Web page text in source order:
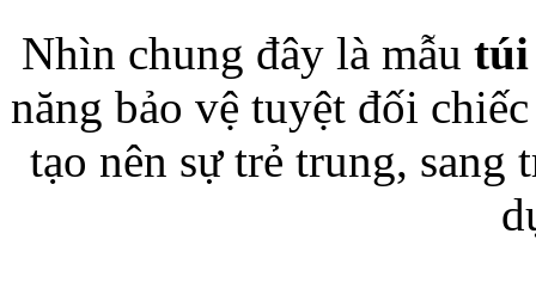
Bao da
Nhìn chung đây là mẫu túi
năng bảo vệ tuyệt đối
tạo nên sự trẻ trung,